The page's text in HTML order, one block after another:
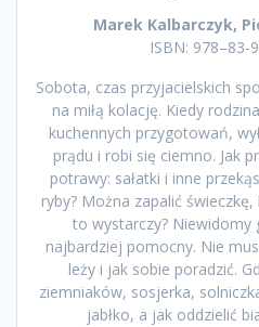
Marek Kalbarczyk,
ISBN: 978–83-
Sobota, czas przyjacielskich
na miłą kolację. Kiedy
kuchennych przygotowań,
prądu i robi się ciemno. Jak
potrawy: sałatki i inne
ryby? Można zapalić
to wystarczy? Niewidomy
najbardziej pomocny. Nie
leży i jak sobie poradzić.
ziemniaków, sosjerka,
jabłko, a jak oddzielić